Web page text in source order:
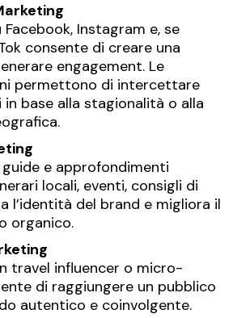
Instagram e, se
consente di creare una
engagement. Le
permettono di intercettare
base alla stagionalità o alla
e approfondimenti
locali, eventi, consigli di
l’identità del brand e migliora il
organico.
travel influencer o micro-
di raggiungere un pubblico
autentico e coinvolgente.